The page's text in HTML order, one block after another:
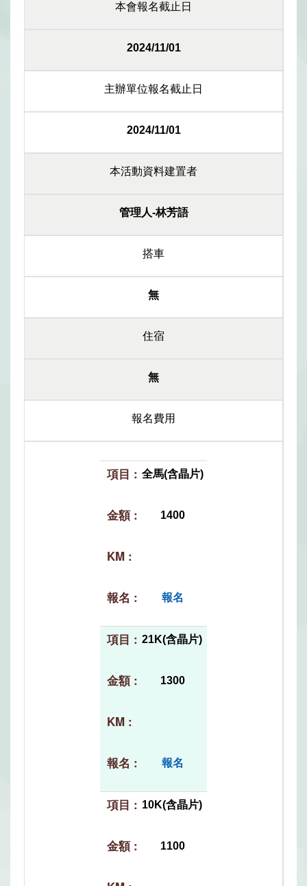
本會報名截止日
2024/11/01
主辦單位報名截止日
2024/11/01
本活動資料建置者
管理人-林芳語
搭車
無
住宿
無
報名費用
全馬(含晶片)
1400
報名
21K(含晶片)
1300
報名
10K(含晶片)
1100